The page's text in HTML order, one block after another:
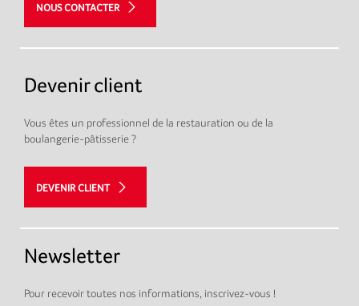
NOUS CONTACTER
Devenir client
Vous êtes un professionnel de la restauration ou de la
boulangerie-pâtisserie ?
DEVENIR CLIENT
Newsletter
Pour recevoir toutes nos informations, inscrivez-vous !